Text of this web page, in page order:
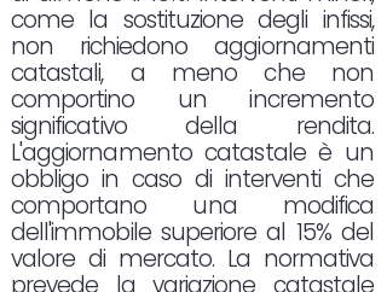
come la sostituzione degli infissi,
non richiedono aggiornamenti
catastali, a meno che non
comportino un incremento
significativo della rendita.
L'aggiornamento catastale è un
obbligo in caso di interventi che
comportano una modifica
dell'immobile superiore al 15% del
valore di mercato. La normativa
prevede la variazione catastale